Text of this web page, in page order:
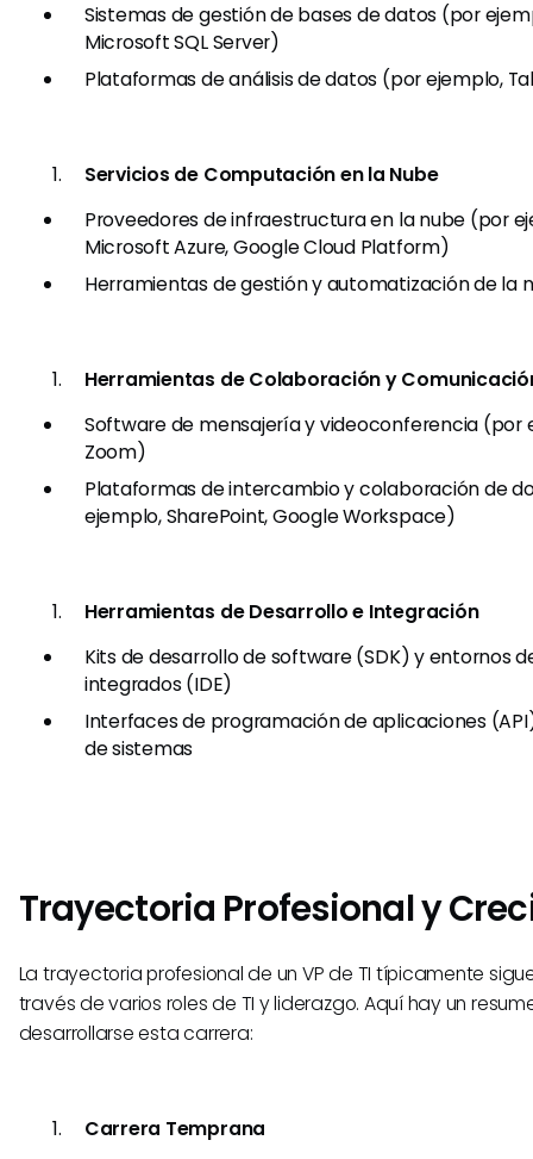
Sistemas de gestión de bases de datos (por
Microsoft SQL Server)
Plataformas de análisis de datos (por ejemplo,
Servicios de Computación en la Nube
Proveedores de infraestructura en la nube (por
Microsoft Azure, Google Cloud Platform)
Herramientas de gestión y automatización de la
Herramientas de Colaboración y
Software de mensajería y videoconferencia (por
Zoom)
Plataformas de intercambio y colaboración de
ejemplo, SharePoint, Google Workspace)
Herramientas de Desarrollo e Integración
Kits de desarrollo de software (SDK) y entornos
integrados (IDE)
Interfaces de programación de aplicaciones
de sistemas
Trayectoria Profesional y
La trayectoria profesional de un VP de TI típicamente
través de varios roles de TI y liderazgo. Aquí hay un
desarrollarse esta carrera:
Carrera Temprana